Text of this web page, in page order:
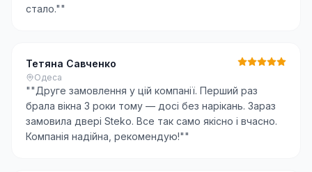
стало.""
Тетяна Савченко
Одеса
""Друге замовлення у цій компанії. Перший раз
брала вікна 3 роки тому — досі без нарікань. Зараз
замовила двері Steko. Все так само якісно і вчасно.
Компанія надійна, рекомендую!""